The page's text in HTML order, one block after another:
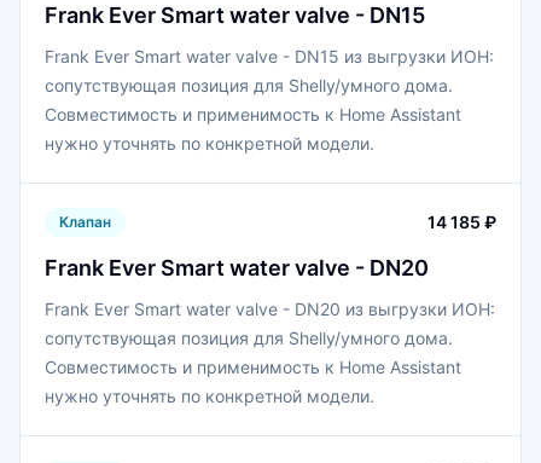
Frank Ever Smart water valve - DN15
Frank Ever Smart water valve - DN15 из выгрузки ИОН:
сопутствующая позиция для Shelly/умного дома.
Совместимость и применимость к Home Assistant
нужно уточнять по конкретной модели.
Клапан 14 185 ₽
Frank Ever Smart water valve - DN20
Frank Ever Smart water valve - DN20 из выгрузки ИОН:
сопутствующая позиция для Shelly/умного дома.
Совместимость и применимость к Home Assistant
нужно уточнять по конкретной модели.